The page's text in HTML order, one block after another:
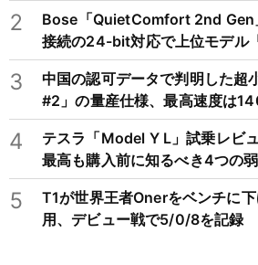
2
Bose「QuietComfort 2nd Gen
接続の24-bit対応で上位モデル
3
中国の認可データで判明した超
#2」の量産仕様、最高速度は
4
テスラ「Model Y L」試乗レビ
最高も購入前に知るべき4つの
5
T1が世界王者Onerをベンチに
用、デビュー戦で5/0/8を記録